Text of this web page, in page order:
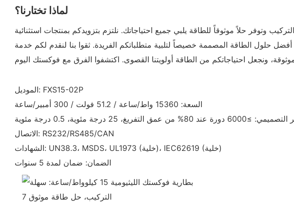
لماذا تختارنا؟
بأعلى جودة. بطارية الليثيوم سعة 15 كيلوواط/ساعة سهلة التركيب وتوفر حلاً موثوقاً للطاقة يلبي جميع احتياجاتك. نلتزم بتزويدكم بمنتجات استثنائية
حلول الطاقة المصممة خصيصاً لتلبية متطلباتكم الفريدة. ثقوا بنا لنقدم لكم خدمة
الموديل: FXS15-02P
السعة: 15360 واط/ساعة / 51.2 فولت / 300 أمبير/ساعة
دورة عند 80% من عمق التفريغ، 25 درجة مئوية، 0.5 درجة مئوية
الاتصال: RS232/RS485/CAN
الشهادات: UN38.3، MSDS، UL1973 (خلية)، IEC62619 (خلية)
الضمان: ضمان لمدة 5 سنوات